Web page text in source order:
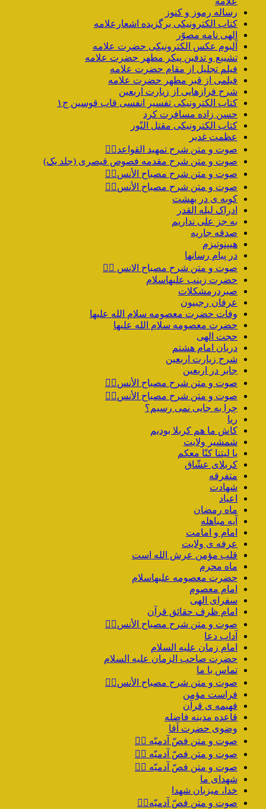
رساله رموز و کنوز
کتاب الکترونیکی برگزیده اشعارعلامه
الهی نامه مصوّر
آلبوم عکس الکترونیکی حضرت علامه
تشییع و تدفین پیکر مطهر حضرت علامه
فیلم تجلیل از مقام حضرت علامه
فیلمی از قبر مطهر حضرت علامه
شرح فرازهایی از زیارت اربعین
کتاب الکترونیکی تفسیر انفسی قاب قوسین ج۱
حسن زاده مسافرت کرد
کتاب الکترونیکی مقتل النّور
عظمت غدیر
صوت و متن شرح تمهید القواعد۱️⃣
صوت و متن شرح مقدمه فصوص قیصری (جلد یک)
صوت و متن شرح مصباح الأنس۷️⃣
صوت و متن شرح مصباح الأنس۶️⃣
کوبه ی در بهشت
ادراک لیله القدر
به جز علی نداریم
صدقه جاریه
هیپنوتیزم
در پیام رسانها
صوت و متن شرح مصباح الانس ۵️⃣
حضرت زینب علیهاسلام
صبردرمشکلات
عرفان رجبیون
وفات حضرت معصومه سلام الله علیها
حضرت معصومه سلام الله علیها
حجت الهی
دربان امام هشتم
شرح زیارت اربعین
جابر در اربعین
صوت و متن شرح مصباح الأنس۴️⃣
صوت و متن شرح مصباح الأنس۳️⃣
چرا به جایی نمی رسیم؟
ریا
کاش ما هم کربلا بودیم
شمشیر ولایت
یا لیتنا کنّا معکم
کربلای عشّاق
متفرقه
شهادت
اعیاد
ماه رمضان
آیه مباهله
امام و امامت
عرفه ی ولایت
قلب مؤمن عرش الله است
ماه محرم
حضرت معصومه علیهاسلام
امام معصوم
سفرای الهی
امام ظرف حقائق قرآن
صوت و متن شرح مصباح الأنس۲️⃣
آداب دعا
امام زمان علیه السلام
حضرت صاحب الزمان علیه السلام
تماس با ما
صوت و متن شرح مصباح الأنس۱️⃣
فراست مؤمن
فهیمه ی قرآن
قاعده مدینه فاضله
وضوی حضرت آقا
صوت و متن فصّ آدمیّه ۴️⃣
صوت و متن فصّ آدمیّه ۳️⃣
صوت و متن فصّ آدمیّه ۲️⃣
شهدای ما
خدا، میزبان شهدا
صوت و متن فصّ آدمیّه۱️⃣